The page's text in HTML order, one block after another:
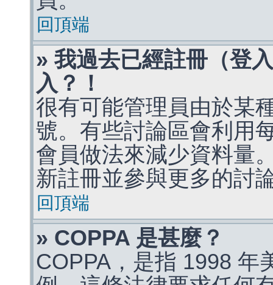
回頂端
» 我過去已經註冊（登
入？！
很有可能管理員由於某
號。有些討論區會利用
會員做法來減少資料量
新註冊並參與更多的討
回頂端
» COPPA 是甚麼？
COPPA，是指 1998 年